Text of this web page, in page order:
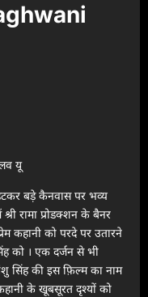
यू
बड़े कैनवास पर भव्य
रामा प्रोडक्शन के बैनर
कहानी को परदे पर उतारने
को । एक दर्जन से भी
सिंह की इस फ़िल्म का नाम
के खूबसूरत दृश्यों को